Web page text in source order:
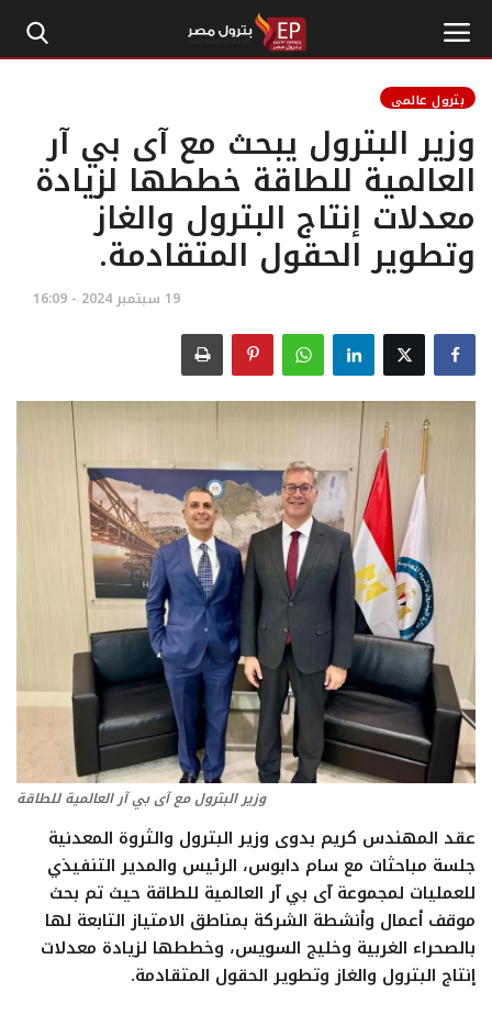
الرئيسية
إتصل بنا
بترول
اقتصاد وأموال
تعدين
اتصالات وتكنولوجيا
شركات
فيديو وتوك شو
تقارير
مقالات
مجتمع البترول
دليل شركات البترول المصرية
بترول عالمي
وزير البترول يبحث مع آى بي آر
العالمية للطاقة خططها لزيادة
معدلات إنتاج البترول والغاز
وتطوير الحقول المتقادمة.
19 سبتمبر 2024 - 16:09
وزير البترول مع آى بي آر العالمية للطاقة
عقد المهندس كريم بدوى وزير البترول والثروة المعدنية
جلسة مباحثات مع سام دابوس، الرئيس والمدير التنفيذي
للعمليات لمجموعة آى بي آر العالمية للطاقة حيث تم بحث
موقف أعمال وأنشطة الشركة بمناطق الامتياز التابعة لها
بالصحراء الغربية وخليج السويس، وخططها لزيادة معدلات
إنتاج البترول والغاز وتطوير الحقول المتقادمة.